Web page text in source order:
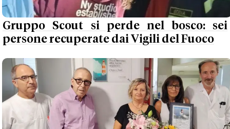
Gruppo Scout si perde nel bosco: sei
persone recuperate dai Vigili del Fuoco